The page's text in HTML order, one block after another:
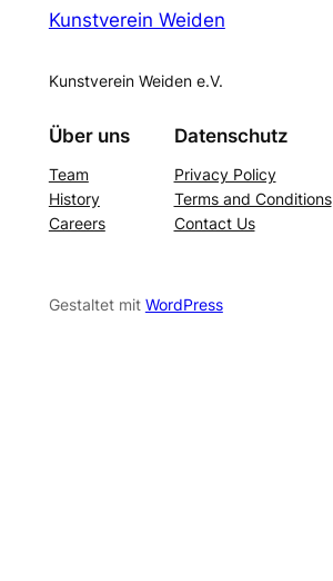
Kunstverein Weiden
Kunstverein Weiden e.V.
Über uns
Team
History
Careers
Datenschutz
Privacy Policy
Terms and Conditions
Contact Us
Gestaltet mit WordPress